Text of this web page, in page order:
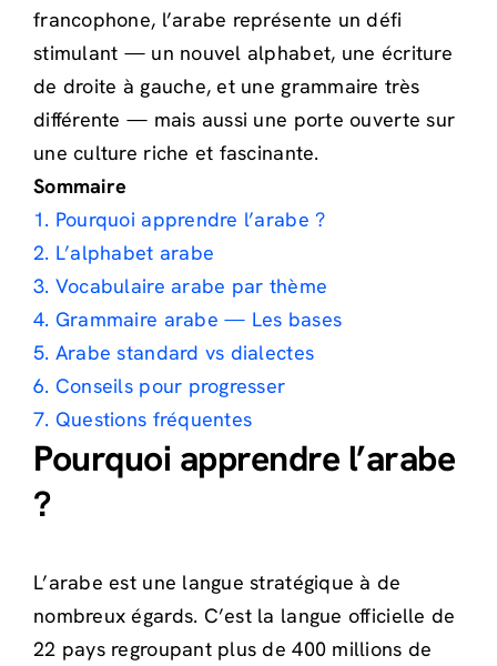
francophone, l’arabe représente un défi
stimulant — un nouvel alphabet, une écriture
de droite à gauche, et une grammaire très
différente — mais aussi une porte ouverte sur
une culture riche et fascinante.
Sommaire
1. Pourquoi apprendre l’arabe ?
2. L’alphabet arabe
3. Vocabulaire arabe par thème
4. Grammaire arabe — Les bases
5. Arabe standard vs dialectes
6. Conseils pour progresser
7. Questions fréquentes
Pourquoi apprendre l’arabe
?
L’arabe est une langue stratégique à de
nombreux égards. C’est la langue officielle de
22 pays regroupant plus de 400 millions de